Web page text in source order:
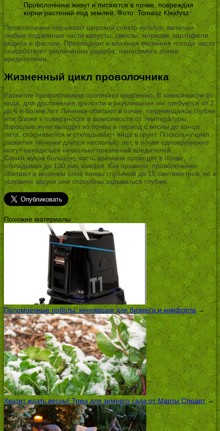
Проволочники живут и питаются в почве, повреждая
корни растений под землей. Фото: Tomasz Klejdysz
Проволочники поражают широкий спектр культур, включая
любые подземные части капусты, свеклы, моркови, картофеля,
редиса и фасоли. Прохладная и влажная весенняя погода часто
способствует увеличению ущерба, наносимого этими
вредителями.
Жизненный цикл проволочника
Развитие проволочников протекает медленно. В зависимости от
вида, для достижения зрелости и окукливания им требуется от 2
до 6 и более лет. Личинки обитают в почве, перемещаясь глубже
или ближе к поверхности в зависимости от температуры.
Взрослые жуки выходят из почвы в период с весны до конца
лета, спариваются и откладывают яйца в грунт. Поскольку цикл
развития личинки длится несколько лет, в почве одновременно
могут находиться несколько поколений вредителей.
Самки жуков большую часть времени проводят в почве,
откладывая до 100 яиц каждая. Как правило, проволочники
обитают в верхнем слое почвы глубиной до 15 сантиметров, но в
условиях засухи они способны зарываться глубже.
Похожие материалы
Поломоечные роботы: инновации для бизнеса и комфорта→
Хватит ждать весны! Трюк для зимнего сада от Марты Стюарт→